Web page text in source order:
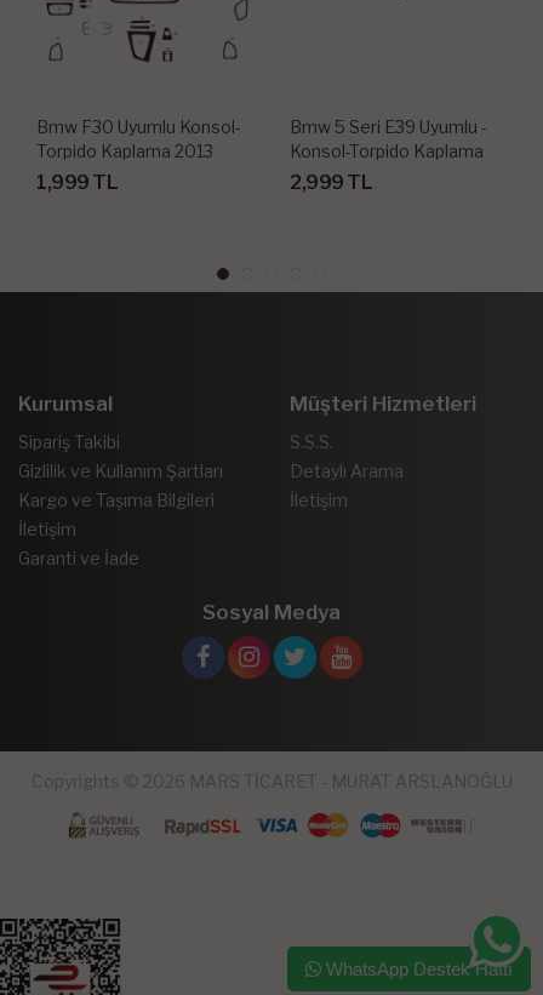
Bmw F30 Uyumlu Konsol-
Torpido Kaplama 2013
Üzeri 21 Parça
1,999 TL
Bmw 5 Seri E39 Uyumlu -
Konsol-Torpido Kaplama
1995 29 Parça
2,999 TL
Kurumsal
Sipariş Takibi
Gizlilik ve Kullanım Şartları
Kargo ve Taşıma Bilgileri
İletişim
Garanti ve İade
Müşteri Hizmetleri
S.S.S.
Detaylı Arama
İletişim
Sosyal Medya
Copyrights © 2026 MARS TİCARET - MURAT ARSLANOĞLU
WhatsApp Destek Hattı